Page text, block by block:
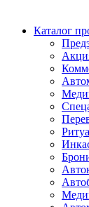
Каталог